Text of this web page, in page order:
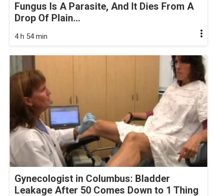
Fungus Is A Parasite, And It Dies From A
Drop Of Plain...
4 h 54 min
Gynecologist in Columbus: Bladder
Leakage After 50 Comes Down to 1 Thing